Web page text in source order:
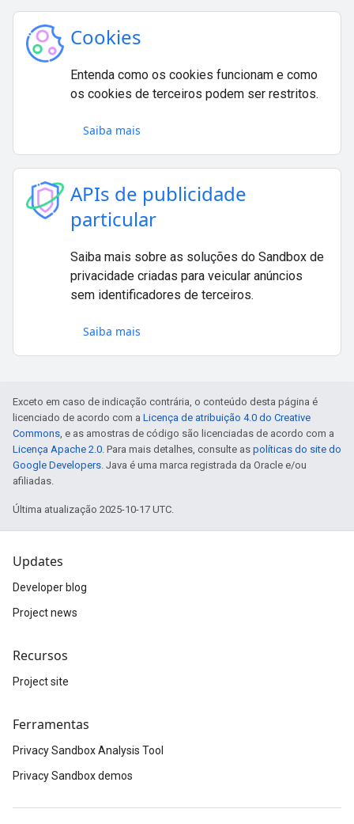
Cookies
Entenda como os cookies funcionam e como
os cookies de terceiros podem ser restritos.
Saiba mais
APIs de publicidade
particular
Saiba mais sobre as soluções do Sandbox de
privacidade criadas para veicular anúncios
sem identificadores de terceiros.
Saiba mais
Exceto em caso de indicação contrária, o conteúdo desta página é
licenciado de acordo com a Licença de atribuição 4.0 do Creative
Commons, e as amostras de código são licenciadas de acordo com a
Licença Apache 2.0. Para mais detalhes, consulte as políticas do site do
Google Developers. Java é uma marca registrada da Oracle e/ou
afiliadas.
Última atualização 2025-10-17 UTC.
Updates
Developer blog
Project news
Recursos
Project site
Ferramentas
Privacy Sandbox Analysis Tool
Privacy Sandbox demos